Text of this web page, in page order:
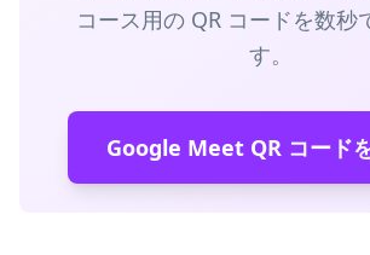
コース用の QR コードを数秒
す。